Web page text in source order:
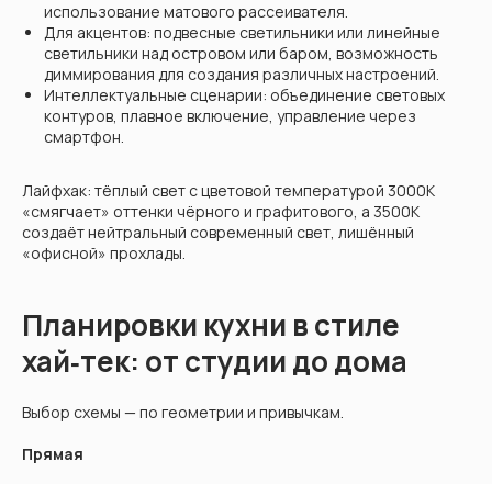
использование матового рассеивателя.
Для акцентов: подвесные светильники или линейные
светильники над островом или баром, возможность
диммирования для создания различных настроений.
Интеллектуальные сценарии: объединение световых
контуров, плавное включение, управление через
смартфон.
Лайфхак: тёплый свет с цветовой температурой 3000K
«смягчает» оттенки чёрного и графитового, а 3500K
создаёт нейтральный современный свет, лишённый
«офисной» прохлады.
Планировки кухни в стиле
хай‑тек: от студии до дома
Выбор схемы — по геометрии и привычкам.
Прямая